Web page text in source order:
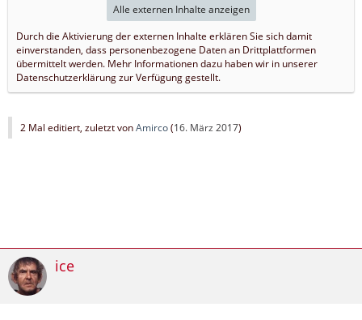
Alle externen Inhalte anzeigen
Durch die Aktivierung der externen Inhalte erklären Sie sich damit
einverstanden, dass personenbezogene Daten an Drittplattformen
übermittelt werden. Mehr Informationen dazu haben wir in unserer
Datenschutzerklärung zur Verfügung gestellt.
2 Mal editiert, zuletzt vonAmirco(16. März 2017)
ice